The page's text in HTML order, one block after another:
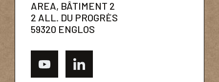
AREA, BÂTIMENT 2
2 ALL. DU PROGRÈS
59320 ENGLOS